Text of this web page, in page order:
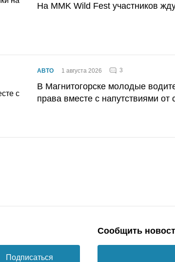
На MMK Wild Fest участников
АВТО 1 августа 2026 3
В Магнитогорске молодые
права вместе с напутствиями от
Подписаться
Сообщить